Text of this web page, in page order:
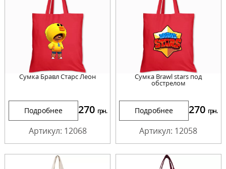
Сумка Бравл Старс Леон
Подробнее 270 грн.
Артикул: 12068
Сумка Brawl stars под
обстрелом
Подробнее 270 грн.
Артикул: 12058